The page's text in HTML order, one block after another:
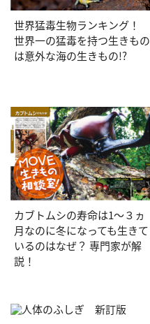
世界猛毒生物ランキング！
世界一の猛毒を持つ生きもの
は意外な海の生きもの!?
カブトムシの寿命は1〜３ヵ
月なのに冬になっても生きて
いるのはなぜ？ 専門家が解
説！